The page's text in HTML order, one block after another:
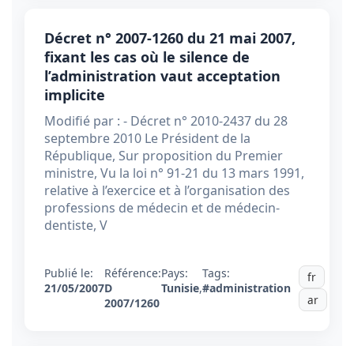
Décret n° 2007-1260 du 21 mai 2007,
fixant les cas où le silence de
l’administration vaut acceptation
implicite
Modifié par : - Décret n° 2010-2437 du 28
septembre 2010 Le Président de la
République, Sur proposition du Premier
ministre, Vu la loi n° 91-21 du 13 mars 1991,
relative à l’exercice et à l’organisation des
professions de médecin et de médecin-
dentiste, V
Publié le:
21/05/2007
Référence:
D
2007/1260
Pays:
Tunisie,
Tags:
#administration
fr
ar